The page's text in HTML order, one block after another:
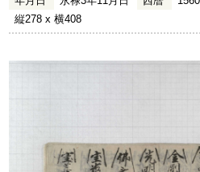
縦278 x 横408